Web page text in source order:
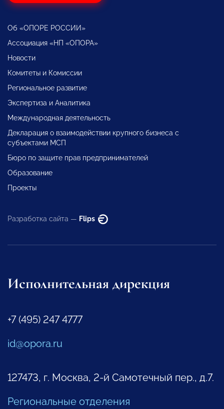
Об «ОПОРЕ РОССИИ»
Ассоциация «НП «ОПОРА»
Новости
Комитеты и Комиссии
Региональное развитие
Экспертиза и Аналитика
Международная деятельность
Декларация о взаимодействии крупного бизнеса с
субъектами МСП
Бюро по защите прав предпринимателей
Образование
Проекты
Разработка сайта — Flips
Исполнительная дирекция
+7 (495) 247 4777
id@opora.ru
127473, г. Москва, 2-й Самотечный пер., д.7.
Региональные отделения